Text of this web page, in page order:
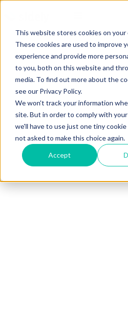
This website stores cookies on your
These cookies are used to improve
experience and provide more
to you, both on this website and
media. To find out more about the
see our Privacy Policy.
We won't track your information
site. But in order to comply with
we'll have to use just one tiny
not asked to make this choice again.
Accept